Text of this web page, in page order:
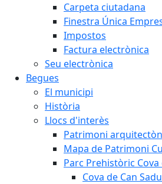
Carpeta ciutadana
Finestra Única
Impostos
Factura electrònica
Seu electrònica
Begues
El municipi
Història
Llocs d'interès
Patrimoni
Mapa de Patrimoni
Parc Prehistòric
Cova de Can